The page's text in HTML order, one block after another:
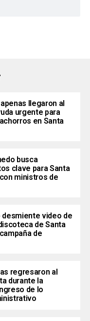
llegaron al
urgente para
en Santa
busca
clave para Santa
ministros de
video de
de Santa
de
regresaron al
durante la
de lo